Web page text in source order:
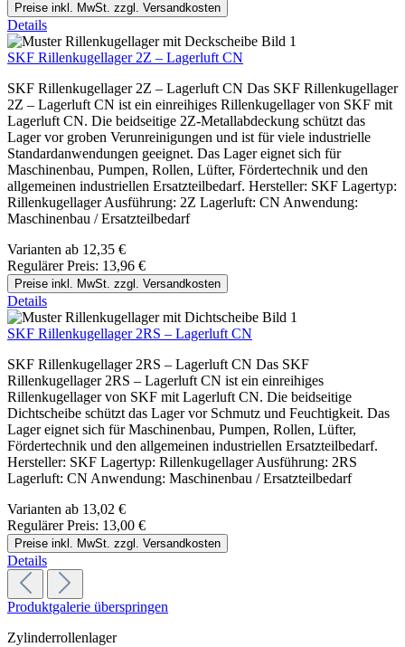
Preise inkl. MwSt. zzgl. Versandkosten
Details
SKF Rillenkugellager 2Z – Lagerluft CN
SKF Rillenkugellager 2Z – Lagerluft CN Das SKF Rillenkugellager
2Z – Lagerluft CN ist ein einreihiges Rillenkugellager von SKF mit
Lagerluft CN. Die beidseitige 2Z-Metallabdeckung schützt das
Lager vor groben Verunreinigungen und ist für viele industrielle
Standardanwendungen geeignet. Das Lager eignet sich für
Maschinenbau, Pumpen, Rollen, Lüfter, Fördertechnik und den
allgemeinen industriellen Ersatzteilbedarf. Hersteller: SKF Lagertyp:
Rillenkugellager Ausführung: 2Z Lagerluft: CN Anwendung:
Maschinenbau / Ersatzteilbedarf
Varianten ab 12,35 €
Regulärer Preis: 13,96 €
Preise inkl. MwSt. zzgl. Versandkosten
Details
SKF Rillenkugellager 2RS – Lagerluft CN
SKF Rillenkugellager 2RS – Lagerluft CN Das SKF
Rillenkugellager 2RS – Lagerluft CN ist ein einreihiges
Rillenkugellager von SKF mit Lagerluft CN. Die beidseitige
Dichtscheibe schützt das Lager vor Schmutz und Feuchtigkeit. Das
Lager eignet sich für Maschinenbau, Pumpen, Rollen, Lüfter,
Fördertechnik und den allgemeinen industriellen Ersatzteilbedarf.
Hersteller: SKF Lagertyp: Rillenkugellager Ausführung: 2RS
Lagerluft: CN Anwendung: Maschinenbau / Ersatzteilbedarf
Varianten ab 13,02 €
Regulärer Preis: 13,00 €
Preise inkl. MwSt. zzgl. Versandkosten
Details
Produktgalerie überspringen
Zylinderrollenlager